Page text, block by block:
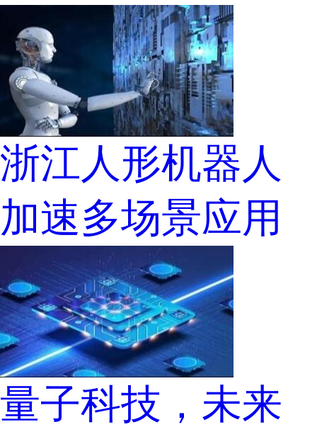
浙江人形机器人
加速多场景应用
量子科技，未来